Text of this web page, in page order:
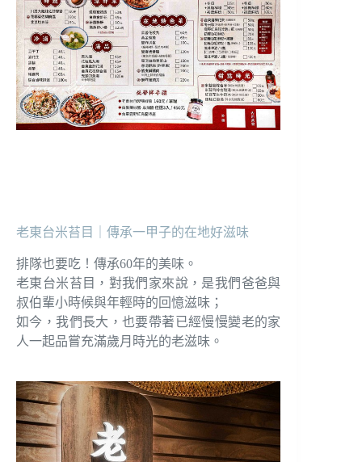
老東台米苔目｜傳承一甲子的在地好滋味
排隊也要吃！傳承60年的美味。
老東台米苔目，對我們家來說，是我們爸爸與
叔伯輩小時候與年輕時的回憶滋味；
如今，我們長大，也要帶著已經慢慢變老的家
人一起品嘗充滿歲月時光的老滋味。